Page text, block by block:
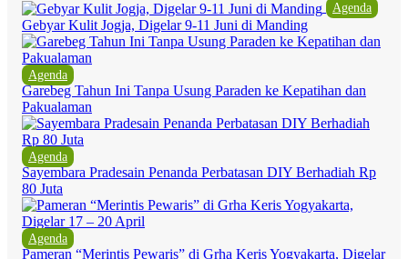
Agenda
Gebyar Kulit Jogja, Digelar 9-11 Juni di Manding
Agenda
Garebeg Tahun Ini Tanpa Usung Paraden ke Kepatihan dan
Pakualaman
Agenda
Sayembara Pradesain Penanda Perbatasan DIY Berhadiah Rp
80 Juta
Agenda
Pameran “Merintis Pewaris” di Grha Keris Yogyakarta, Digelar